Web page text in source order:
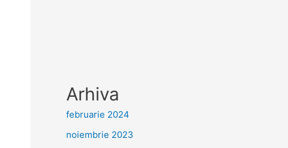
Arhiva
februarie 2024
noiembrie 2023